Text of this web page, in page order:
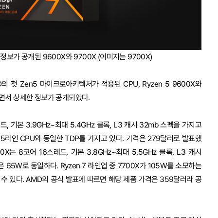
보가 공개된 9600X와 9700X (이미지는 9700X)
첫 Zen5 마이크로아키텍처가 적용된 CPU, Ryzen 5 9600X와
상세한 정보가 공개되었다.
, 기본 3.9GHz~최대 5.4GHz 클록, L3 캐시 32mb 스펙을 가지고
인 CPU와 동일한 TDP를 가지고 있다. 가격은 279달러로 발표했
는 8코어 16스레드, 기본 3.8GHz~최대 5.5GHz 클록, L3 캐시
65W로 동일하다. Ryzen 7 라인업 중 7700X가 105W를 소모하는
있다. AMD의 공식 발표에 따르면 해당 제품 가격은 359달러라 공